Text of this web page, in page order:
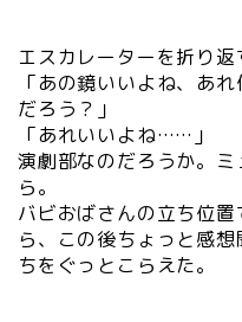
エスカレーターを折り
「あの鏡いいよね、あ
だろう？」
「あれいいよね……」
演劇部なのだろうか。
ら。
バビおばさんの立ち位
ら、この後ちょっと感
ちをぐっとこらえた。